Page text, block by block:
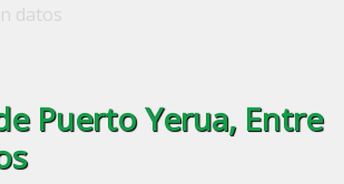
datos
Puerto Yerua, Entre